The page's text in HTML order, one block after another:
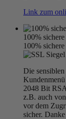
Link zum
100%
100%
Die
2048 Bit
z.B. auch
vor dem
sicher.